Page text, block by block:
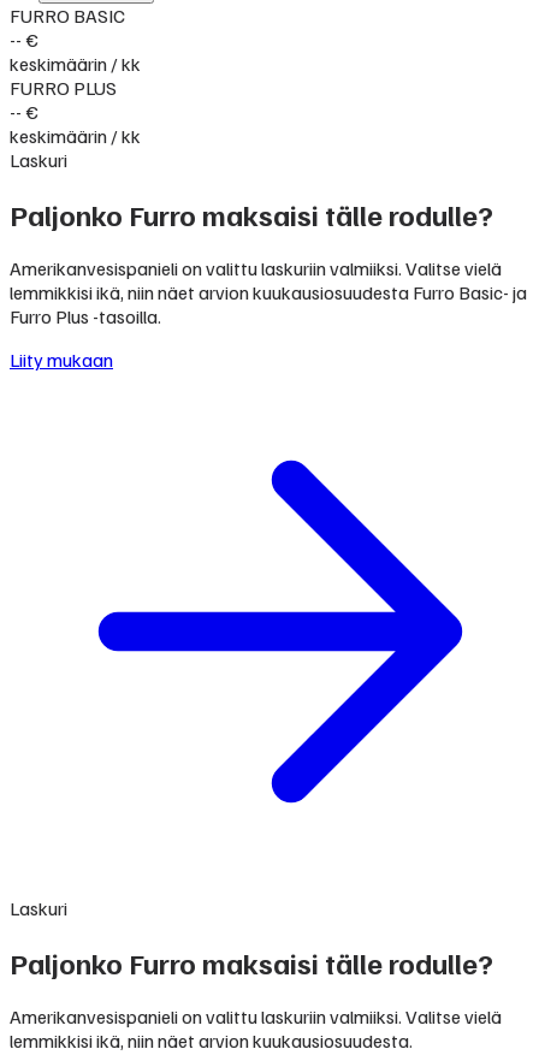
FURRO BASIC
-- €
keskimäärin / kk
FURRO PLUS
-- €
keskimäärin / kk
Laskuri
Paljonko Furro maksaisi tälle rodulle?
Amerikanvesispanieli on valittu laskuriin valmiiksi. Valitse vielä
lemmikkisi ikä, niin näet arvion kuukausiosuudesta Furro Basic- ja
Furro Plus -tasoilla.
Liity mukaan
Laskuri
Paljonko Furro maksaisi tälle rodulle?
Amerikanvesispanieli on valittu laskuriin valmiiksi. Valitse vielä
lemmikkisi ikä, niin näet arvion kuukausiosuudesta.